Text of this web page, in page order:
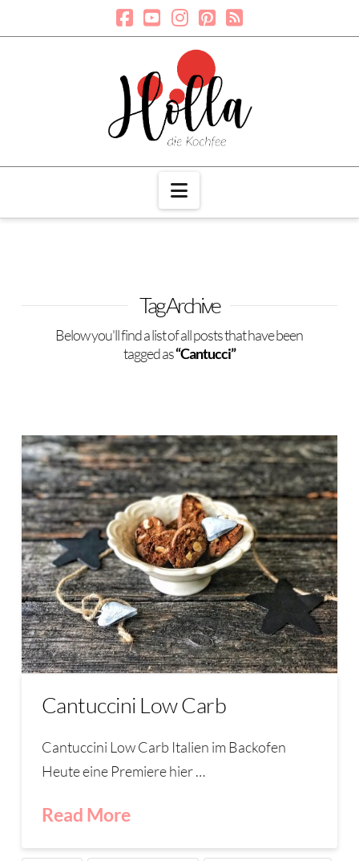
Navigation
Tag Archive
Below you'll find a list of all posts that have been
tagged as“Cantucci”
Cantuccini Low Carb
Cantuccini Low Carb Italien im Backofen
Heute eine Premiere hier …
Read More